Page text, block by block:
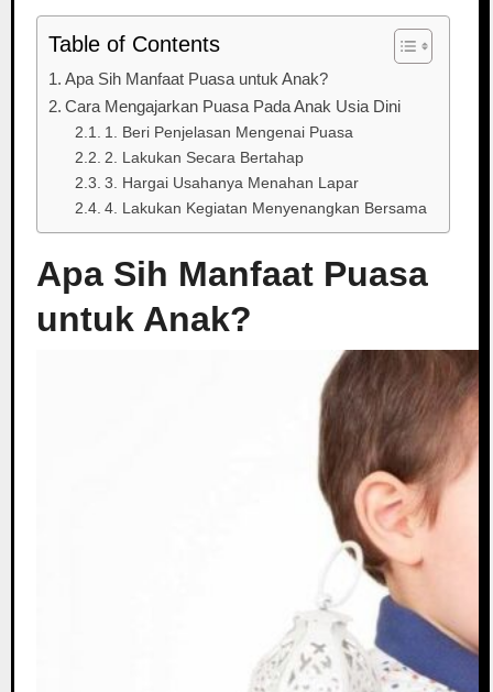
Table of Contents
Apa Sih Manfaat Puasa untuk Anak?
Cara Mengajarkan Puasa Pada Anak Usia Dini
1. Beri Penjelasan Mengenai Puasa
2. Lakukan Secara Bertahap
3. Hargai Usahanya Menahan Lapar
4. Lakukan Kegiatan Menyenangkan Bersama
Apa Sih Manfaat Puasa
untuk Anak?